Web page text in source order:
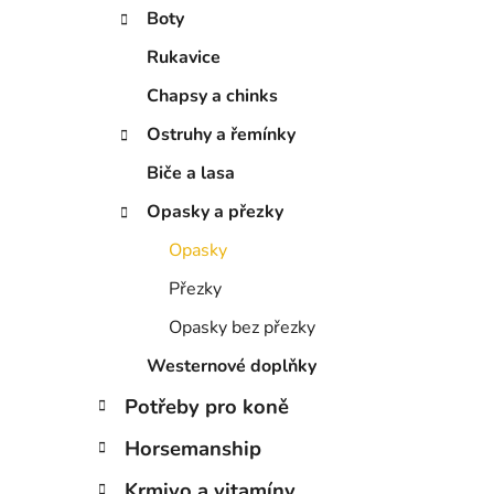
Boty
Rukavice
Chapsy a chinks
Ostruhy a řemínky
Biče a lasa
Opasky a přezky
Opasky
Přezky
Opasky bez přezky
Westernové doplňky
Potřeby pro koně
Horsemanship